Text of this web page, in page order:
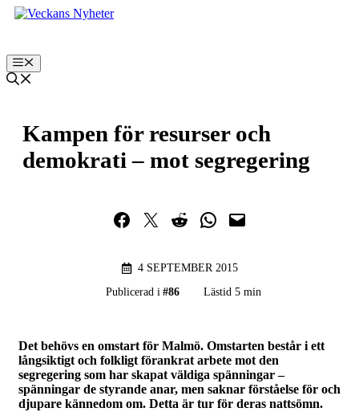
Hoppa
Meny
Kampen för resurser och
demokrati – mot segregering
Dela på Facebook
Dela på TwitterDela på RedditDela i WhatsApp
Maila en länk
4 SEPTEMBER 2015
Publicerad i #86 Lästid 5 min
Det behövs en omstart för Malmö. Omstarten består i ett
långsiktigt och folkligt förankrat arbete mot den
segregering som har skapat väldiga spänningar –
spänningar de styrande anar, men saknar förståelse för och
djupare kännedom om. Detta är tur för deras nattsömn.